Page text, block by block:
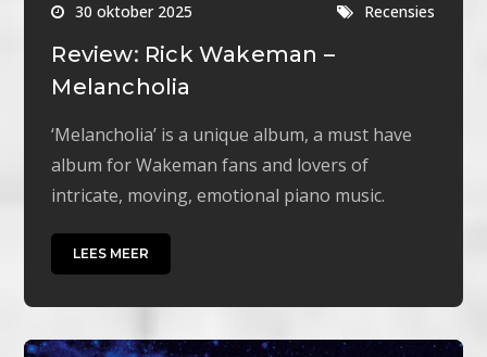
30 oktober 2025 Recensies
Review: Rick Wakeman –
Melancholia
‘Melancholia’ is a unique album, a must have
album for Wakeman fans and lovers of
intricate, moving, emotional piano music.
LEES MEER